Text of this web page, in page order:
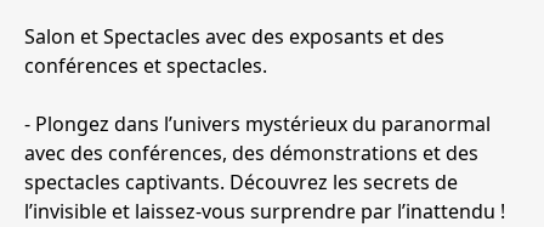
Salon et Spectacles avec des exposants et des
conférences et spectacles.
- Plongez dans l’univers mystérieux du paranormal
avec des conférences, des démonstrations et des
spectacles captivants. Découvrez les secrets de
l’invisible et laissez-vous surprendre par l’inattendu !